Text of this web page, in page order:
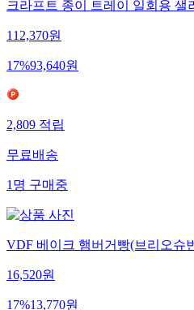
크라프트 종이 트레이 일회용 샐
112,370원
17%93,640원
2,809적립
무료배송
1명구매중
VDF 베이크 햄버거빵(브리오슈
16,520원
17%13,770원